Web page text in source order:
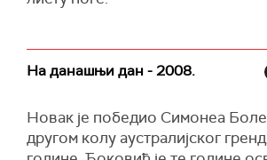
На данашњи дан - 2008.
Новак је победио Симонеа
другом колу аустралијског